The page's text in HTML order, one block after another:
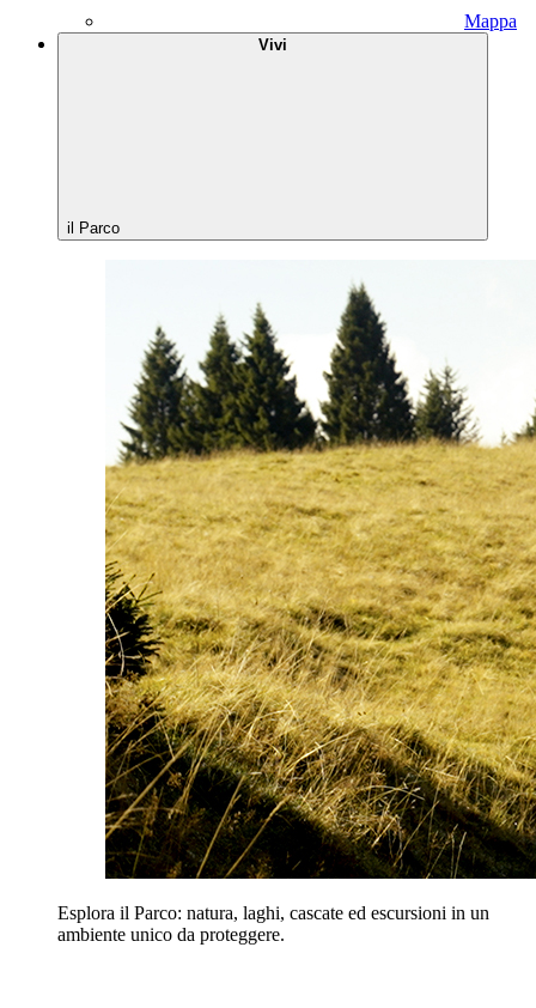
Mappa
Vivi
il Parco
Esplora il Parco: natura, laghi, cascate ed escursioni in un
ambiente unico da proteggere.